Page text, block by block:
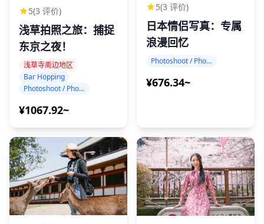
5(3 评价)
浅草拍照之旅：捕捉
东京之夜！
浅草寺周边地区
Bar Hopping
Photoshoot / Photo tour
¥1067.92~
5(3 评价)
日本情侣写真：专属
浪漫回忆
Photoshoot / Photo tour
¥676.34~